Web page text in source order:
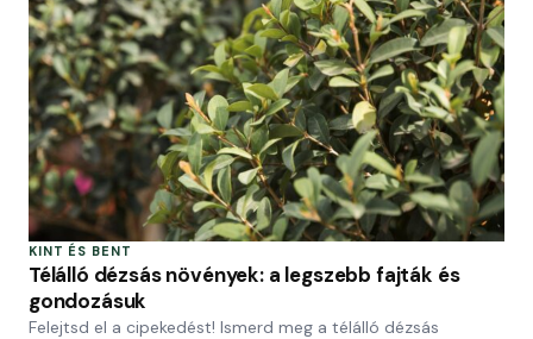
KINT ÉS BENT
Télálló dézsás növények: a legszebb fajták és
gondozásuk
Felejtsd el a cipekedést! Ismerd meg a télálló dézsás